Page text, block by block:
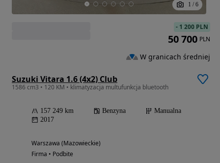
1 / 6
Suzuki Vitara 1.6 (4x2) Club
1586 cm3 • 120 KM • klimatyzacja multufunkcja bluetooth
157 249 km Benzyna
Manualna
2017
Warszawa (Mazowieckie)
Firma • Podbite
- 1 200 PLN
50 700 PLN
W granicach średniej